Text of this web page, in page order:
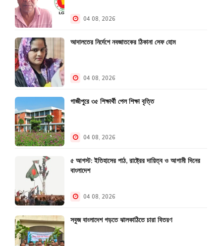
04 08, 2026
আদালতের নির্দেশে নবজাতকের ঠিকানা সেফ হোম
04 08, 2026
গাজীপুরে ৩৫ শিক্ষার্থী পেল শিক্ষা বৃত্তি
04 08, 2026
৫ আগস্ট: ইতিহাসের পাঠ, রাষ্ট্রের দায়িত্ব ও আগামী দিনের
বাংলাদেশ
04 08, 2026
সবুজ বাংলাদেশ গড়তে ঝালকাঠিতে চারা বিতরণ